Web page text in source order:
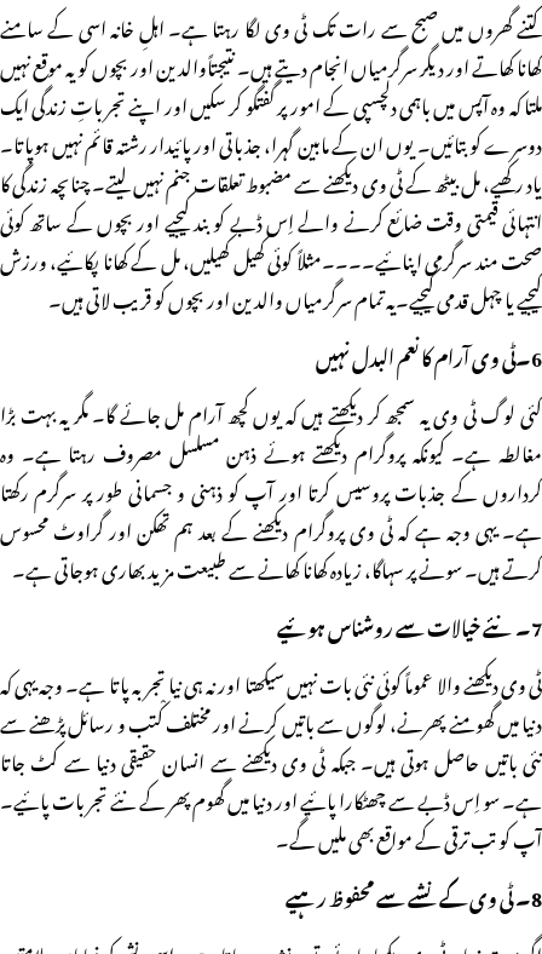
کتنے گھروں میں صبح سے رات تک ٹی وی لگا رہتا ہے۔ اہلِ خانہ اسی کے سامنے
کھانا کھاتے اور دیگر سرگرمیاں انجام دیتے ہیں۔ نتیجتاًوالدین اور بچوں کو یہ موقع نہیں
ملتا کہ وہ آپس میں باہمی دلچسپی کے امور پر گفتگو کر سکیں اور اپنے تجرباتِ زندگی ایک
دوسرے کو بتائیں۔ یوں ان کے مابین گہرا، جذباتی اور پائیدار رشتہ قائم نہیں ہوپاتا۔
یاد رکھیے، مل بیٹھ کے ٹی وی دیکھنے سے مضبوط تعلقات جنم نہیں لیتے۔ چناںچہ زندگی کا
انتہائی قیمتی وقت ضائع کرنے والے اِس ڈبے کو بند کیجیے اور بچوں کے ساتھ کوئی
صحت مند سرگرمی اپنائیے۔۔۔۔مثلاً کوئی کھیل کھیلیں، مل کے کھانا پکائیے، ورزش
کیجیے یا چہل قدمی کیجیے۔یہ تمام سرگرمیاں والدین اور بچوں کو قریب لاتی ہیں۔
6۔ٹی وی آرام کا نعم البدل نہیں
کئی لوگ ٹی وی یہ سمجھ کر دیکھتے ہیں کہ یوں کچھ آرام مل جائے گا۔ مگر یہ بہت بڑا
مغالطہ ہے۔ کیونکہ پروگرام دیکھتے ہوئے ذہن مسلسل مصروف رہتا ہے۔ وہ
کرداروں کے جذبات پروسیس کرتا اور آپ کو ذہنی و جسمانی طور پر سرگرم رکھتا
ہے۔ یہی وجہ ہے کہ ٹی وی پروگرام دیکھنے کے بعد ہم تھکن اور گراوٹ محسوس
کرتے ہیں۔ سونے پر سہاگا، زیادہ کھانا کھانے سے طبیعت مزید بھاری ہوجاتی ہے۔
7۔ نئے خیالات سے روشناس ہوئیے
ٹی وی دیکھنے والا عموماً کوئی نئی بات نہیں سیکھتا اور نہ ہی نیا تجربہ پاتا ہے۔ وجہ یہی کہ
دنیا میں گھومنے پھرنے، لوگوں سے باتیں کرنے اور مختلف کْتب و رسائل پڑھنے سے
نئی باتیں حاصل ہوتی ہیں۔ جبکہ ٹی وی دیکھنے سے انسان حقیقی دنیا سے کٹ جاتا
ہے۔ سو اِس ڈبے سے چھٹکارا پائیے اور دنیا میں گھوم پھر کے نئے تجربات پائیے۔
آپ کو تب ترقی کے مواقع بھی ملیں گے۔
8۔ ٹی وی کے نشے سے محفوظ رہیے